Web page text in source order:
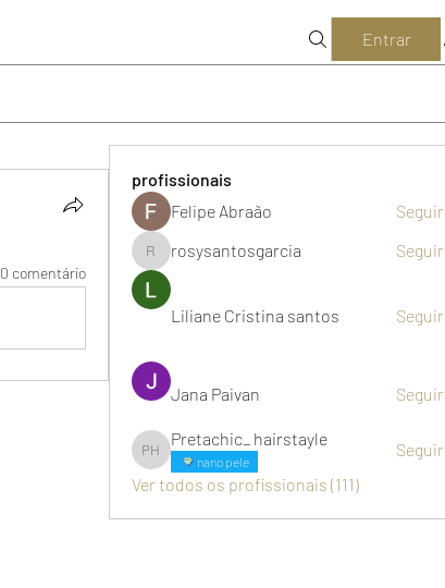
Entrar
0 comentário
profissionais
Felipe Abraão
Seguir
rosysantosgarcia
rosysantosgarcia Seguir
Liliane Cristina santos Seguir
Jana Paivan Seguir
Pretachic_ hairstayle
Pretachic_ hairstayle
nano pele
Seguir
Ver todos os profissionais (111)